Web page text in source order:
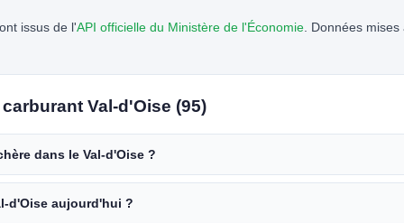
issus de l'API officielle du Ministère de l'Économie. Données
Val-d'Oise (95)
dans le Val-d'Oise ?
d'Oise aujourd'hui ?